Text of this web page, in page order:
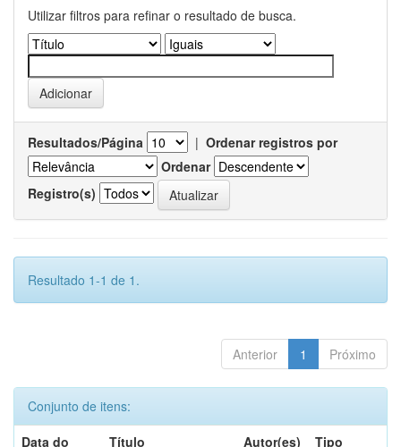
Utilizar filtros para refinar o resultado de busca.
Resultados/Página | Ordenar registros por
Ordenar
Registro(s)
Resultado 1-1 de 1.
Anterior 1 Próximo
Conjunto de itens:
Data do
Título Autor(es) Tipo